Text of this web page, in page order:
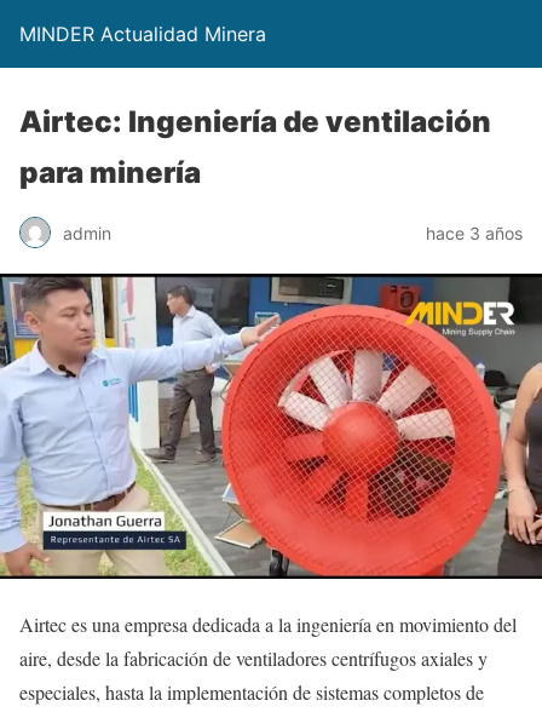
MINDER Actualidad Minera
Airtec: Ingeniería de ventilación
para minería
admin hace 3 años
Airtec es una empresa dedicada a la ingeniería en movimiento del
aire, desde la fabricación de ventiladores centrífugos axiales y
especiales, hasta la implementación de sistemas completos de